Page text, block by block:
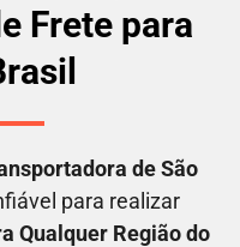
Frete para
de São
para realizar
Qualquer Região do